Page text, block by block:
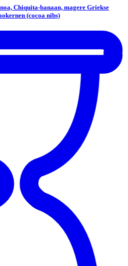
Chiquita-banaan, magere Griekse
(cocoa nibs)